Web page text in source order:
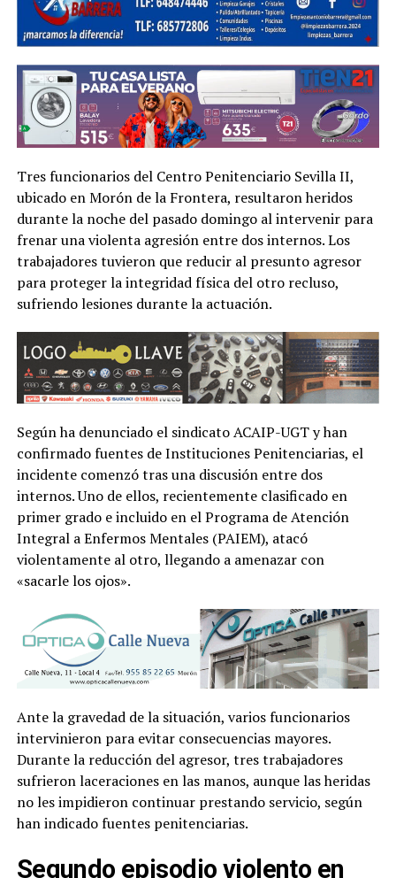
Tres funcionarios del Centro Penitenciario Sevilla II,
ubicado en Morón de la Frontera, resultaron heridos
durante la noche del pasado domingo al intervenir para
frenar una violenta agresión entre dos internos. Los
trabajadores tuvieron que reducir al presunto agresor
para proteger la integridad física del otro recluso,
sufriendo lesiones durante la actuación.
Según ha denunciado el sindicato ACAIP-UGT y han
confirmado fuentes de Instituciones Penitenciarias, el
incidente comenzó tras una discusión entre dos
internos. Uno de ellos, recientemente clasificado en
primer grado e incluido en el Programa de Atención
Integral a Enfermos Mentales (PAIEM), atacó
violentamente al otro, llegando a amenazar con
«sacarle los ojos».
Ante la gravedad de la situación, varios funcionarios
intervinieron para evitar consecuencias mayores.
Durante la reducción del agresor, tres trabajadores
sufrieron laceraciones en las manos, aunque las heridas
no les impidieron continuar prestando servicio, según
han indicado fuentes penitenciarias.
Segundo episodio violento en